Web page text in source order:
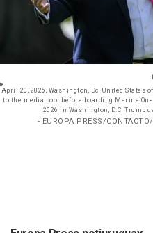
April 20, 2026, Washington, Dc, United States
to the media pool before boarding Marine
2026 in Washington, D.C. Trump
- EUROPA PRESS/